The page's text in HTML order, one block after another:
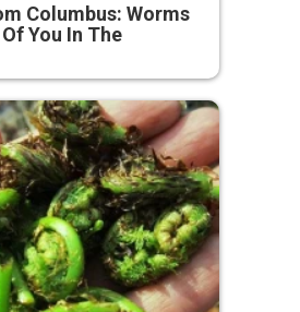
Columbus: Worms
You In The